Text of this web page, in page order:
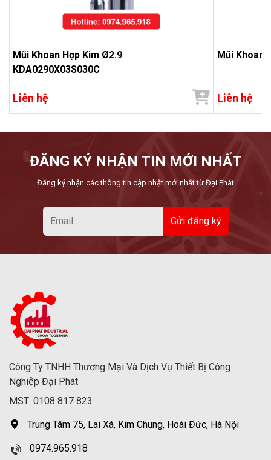
Mũi Khoan Hợp Kim Ø2.9
KDA0290X03S030C
Liên hệ
Mũi Khoan
Liên hệ
ĐĂNG KÝ NHẬN TIN MỚI NHẤT
Đăng ký nhận các thông tin cập nhật mới nhất từ Đại Phát
Công Ty TNHH Thương Mại Và Dịch Vụ Thiết Bị Công
Nghiệp Đại Phát
MST: 0108 817 823
Trung Tâm 75, Lai Xá, Kim Chung, Hoài Đức, Hà Nội
0974.965.918